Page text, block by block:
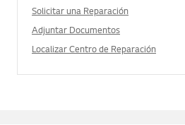
Solicitar una Reparación
Adjuntar Documentos
Localizar Centro de Reparación